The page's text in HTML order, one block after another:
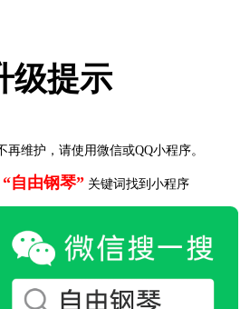
级提示
再维护，请使用微信或QQ小程序。
“自由钢琴” 关键词找到小程序